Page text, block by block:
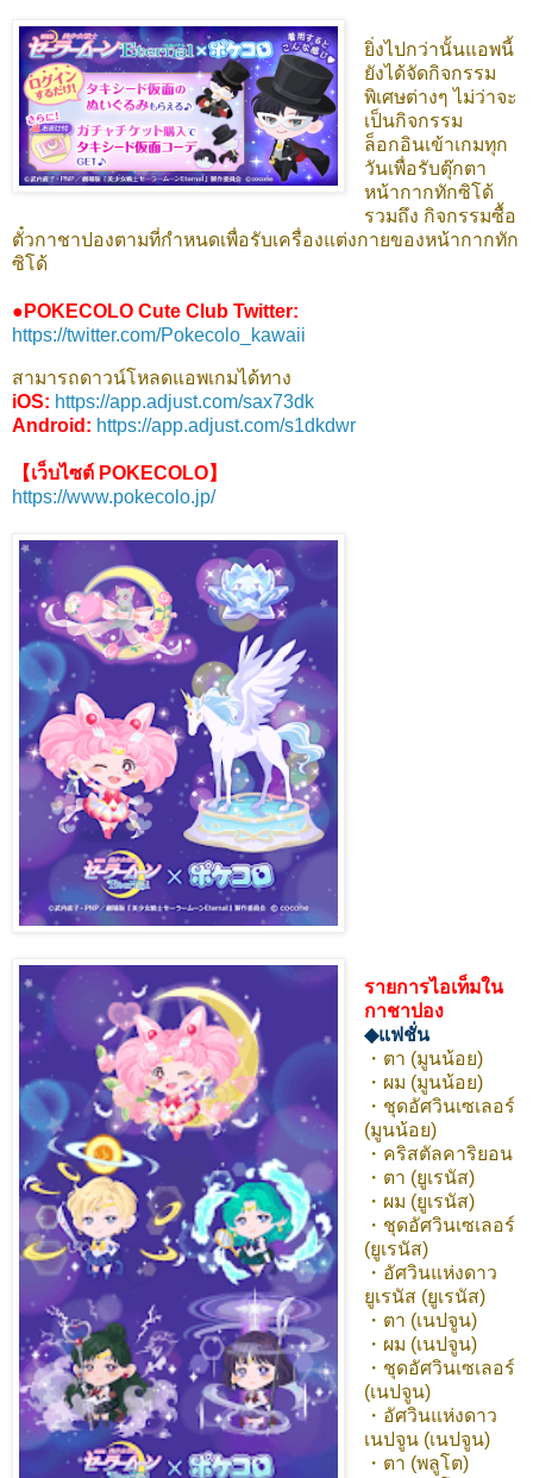
ยิ่งไปกว่านั้นแอพนี้
ยังได้จัดกิจกรรม
พิเศษต่างๆ ไม่ว่าจะ
เป็นกิจกรรม
ล็อกอินเข้าเกมทุก
วันเพื่อรับตุ๊กตา
หน้ากากทักซิโด้
รวมถึง กิจกรรมซื้อ
ตั๋วกาชาปองตามที่กำหนดเพื่อรับเครื่องแต่งกายของหน้ากากทัก
ซิโด้
●POKECOLO Cute Club Twitter:
https://twitter.com/Pokecolo_kawaii
สามารถดาวน์โหลดแอพเกมได้ทาง
iOS: https://app.adjust.com/sax73dk
Android: https://app.adjust.com/s1dkdwr
【เว็บไซต์ POKECOLO】
https://www.pokecolo.jp/
รายการไอเท็มใน
กาชาปอง
◆แฟชั่น
・ตา (มูนน้อย)
・ผม (มูนน้อย)
・ชุดอัศวินเซเลอร์
(มูนน้อย)
・คริสตัลคาริยอน
・ตา (ยูเรนัส)
・ผม (ยูเรนัส)
・ชุดอัศวินเซเลอร์
(ยูเรนัส)
・อัศวินแห่งดาว
ยูเรนัส (ยูเรนัส)
・ตา (เนปจูน)
・ผม (เนปจูน)
・ชุดอัศวินเซเลอร์
(เนปจูน)
・อัศวินแห่งดาว
เนปจูน (เนปจูน)
・ตา (พลูโต)